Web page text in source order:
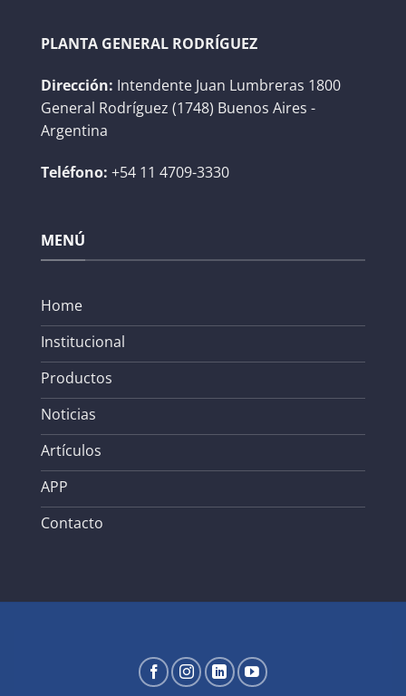
PLANTA GENERAL RODRÍGUEZ
Dirección: Intendente Juan Lumbreras 1800
General Rodríguez (1748) Buenos Aires -
Argentina
Teléfono: +54 11 4709-3330
MENÚ
Home
Institucional
Productos
Noticias
Artículos
APP
Contacto